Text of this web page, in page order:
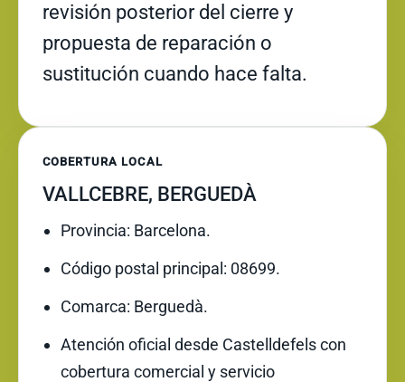
revisión posterior del cierre y
propuesta de reparación o
sustitución cuando hace falta.
COBERTURA LOCAL
VALLCEBRE, BERGUEDÀ
Provincia: Barcelona.
Código postal principal: 08699.
Comarca: Berguedà.
Atención oficial desde Castelldefels con
cobertura comercial y servicio